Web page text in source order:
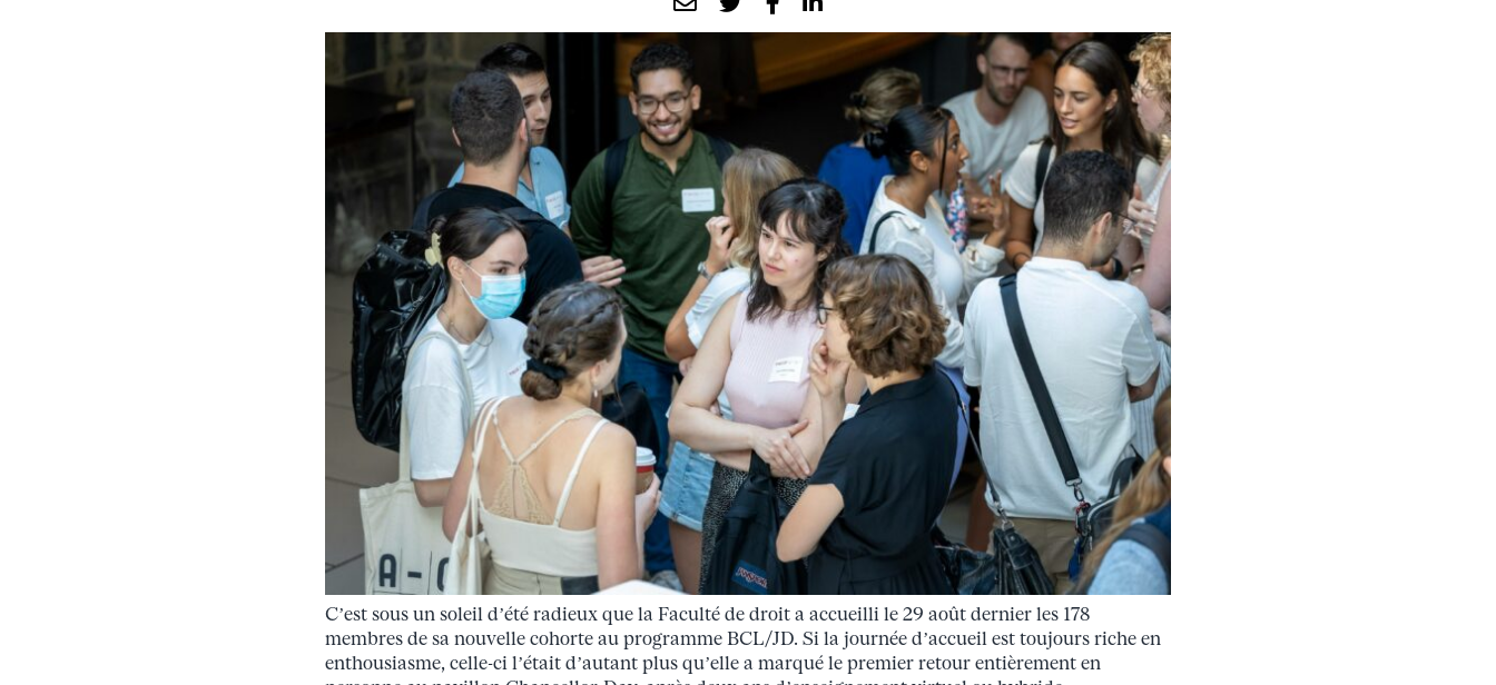
C’est sous un soleil d’été radieux que la Faculté de droit a accueilli le 29 août dernier les 178
membres de sa nouvelle cohorte au programme BCL/JD. Si la journée d’accueil est toujours riche en
enthousiasme, celle-ci l’était d’autant plus qu’elle a marqué le premier retour entièrement en